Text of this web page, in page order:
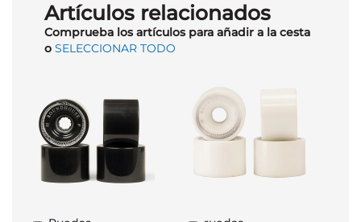
Artículos relacionados
Comprueba los artículos para añadir a la cesta
o SELECCIONAR TODO